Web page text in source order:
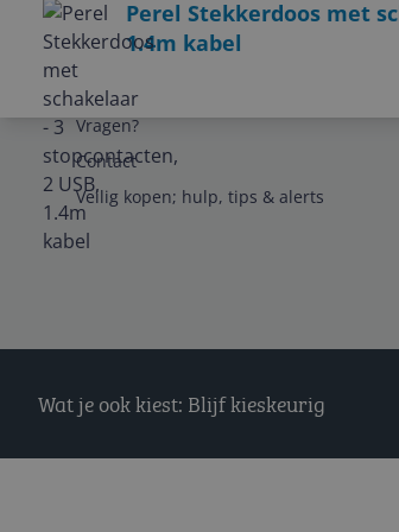
Perel Stekkerdoos met
1.4m kabel
Service
Vragen?
Contact
Veilig kopen; hulp, tips & alerts
Wat je ook kiest: Blijf kieskeurig